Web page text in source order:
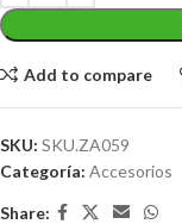
Add to compare
SKU: SKU.ZA059
Categoría: Accesorios
Share: